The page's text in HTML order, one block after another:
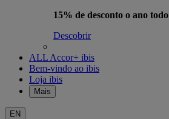
15% de desconto o ano todo
Descobrir
ALL Accor+ ibis
Bem-vindo ao ibis
Loja ibis
Mais
EN